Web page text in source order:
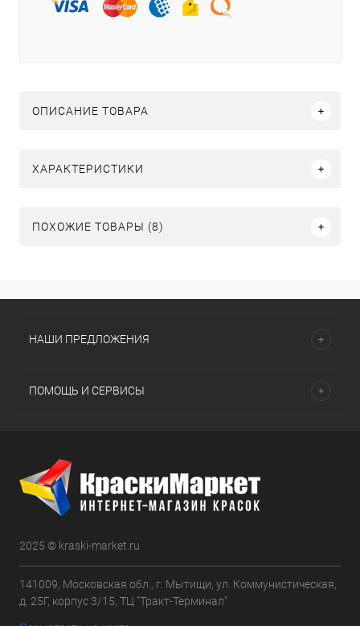
ОПИСАНИЕ ТОВАРА
ХАРАКТЕРИСТИКИ
ПОХОЖИЕ ТОВАРЫ (8)
НАШИ ПРЕДЛОЖЕНИЯ
ПОМОЩЬ И СЕРВИСЫ
2025 © kraski-market.ru
141009, Московская обл., г. Мытищи, ул. Коммунистическая,
д. 25Г, корпус 3/15, ТЦ "Тракт-Терминал"